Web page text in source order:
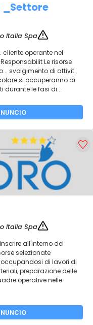
_Settore
Italia Spa
operante nel
Le risorse
svolgimento di attivit
si occuperanno di:
durante le fasi di...
Italia Spa
all'interno del
selezionate
occupandosi di lavori di
preparazione delle
operative nelle